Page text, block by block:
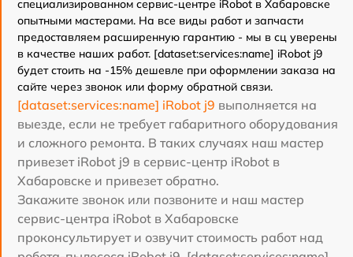
специализированном сервис-центре iRobot в Хабаровске
опытными мастерами. На все виды работ и запчасти
предоставляем расширенную гарантию - мы в сц уверены
в качестве наших работ. [dataset:services:name] iRobot j9
будет стоить на -15% дешевле при оформлении заказа на
сайте через звонок или форму обратной связи.
[dataset:services:name] iRobot j9 выполняется на
выезде, если не требует габаритного оборудования
и сложного ремонта. В таких случаях наш мастер
привезет iRobot j9 в сервис-центр iRobot в
Хабаровске и привезет обратно.
Закажите звонок или позвоните и наш мастер
сервис-центра iRobot в Хабаровске
проконсультирует и озвучит стоимость работ над